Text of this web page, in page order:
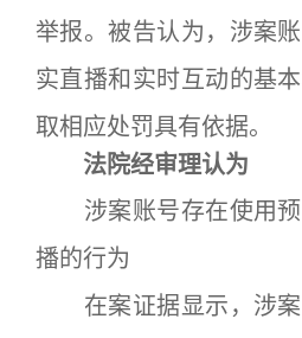
举报。被告认为，涉案
实直播和实时互动的基
取相应处罚具有依据。
法院经审理认为
涉案账号存在使用预
播的行为
在案证据显示，涉案